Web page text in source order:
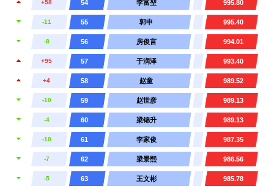
+58 54 李富堃 995.80
-11 55 郭申 995.40
-8 56 房俊言 994.01
+95 57 于润泽 993.40
+4 58 赵童 989.52
-10 59 赵世彦 989.13
-4 60 梁锦升 989.13
-10 61 李家俊 987.35
-7 62 梁景熙 986.56
-5 63 王文彬 985.78